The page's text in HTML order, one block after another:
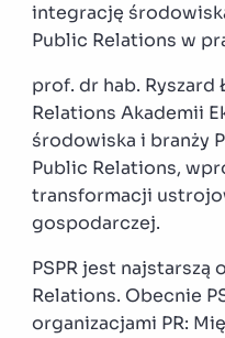
integrację
Public Relations w
prof. dr hab.
Relations Akademii
środowiska i branży
Public Relations,
transformacji
gospodarczej.
PSPR jest
Relations. Obecnie
organizacjami PR: